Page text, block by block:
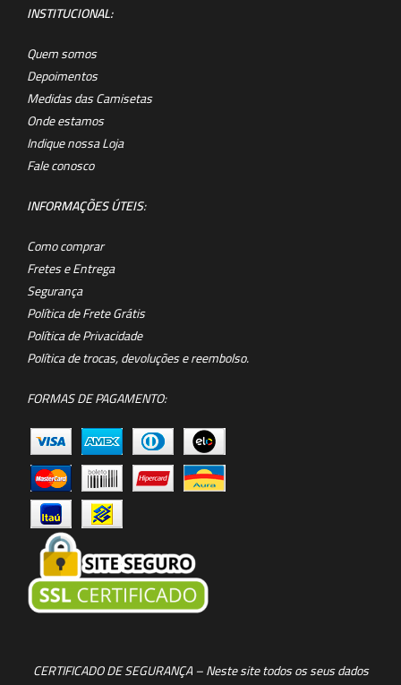
INSTITUCIONAL:
Quem somos
Depoimentos
Medidas das Camisetas
Onde estamos
Indique nossa Loja
Fale conosco
INFORMAÇÕES ÚTEIS:
Como comprar
Fretes e Entrega
Segurança
Política de Frete Grátis
Política de Privacidade
Política de trocas, devoluções e reembolso.
FORMAS DE PAGAMENTO:
CERTIFICADO DE SEGURANÇA – Neste site todos os seus dados